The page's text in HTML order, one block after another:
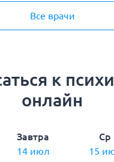
Все врачи
к
онлайн
Завтра
14 июл
Ср
15